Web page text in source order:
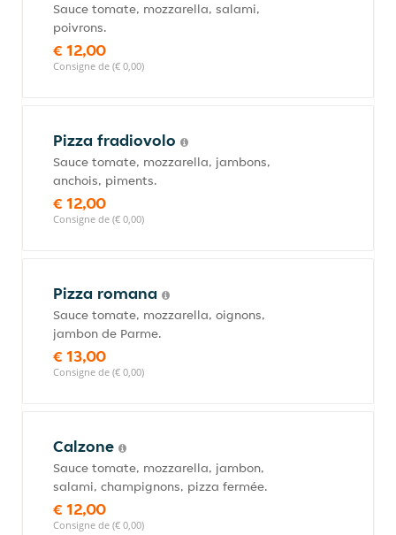
Sauce tomate, mozzarella, salami,
poivrons.
€ 12,00
Consigne de (€ 0,00)
Pizza fradiovolo
Sauce tomate, mozzarella, jambons,
anchois, piments.
€ 12,00
Consigne de (€ 0,00)
Pizza romana
Sauce tomate, mozzarella, oignons,
jambon de Parme.
€ 13,00
Consigne de (€ 0,00)
Calzone
Sauce tomate, mozzarella, jambon,
salami, champignons, pizza fermée.
€ 12,00
Consigne de (€ 0,00)